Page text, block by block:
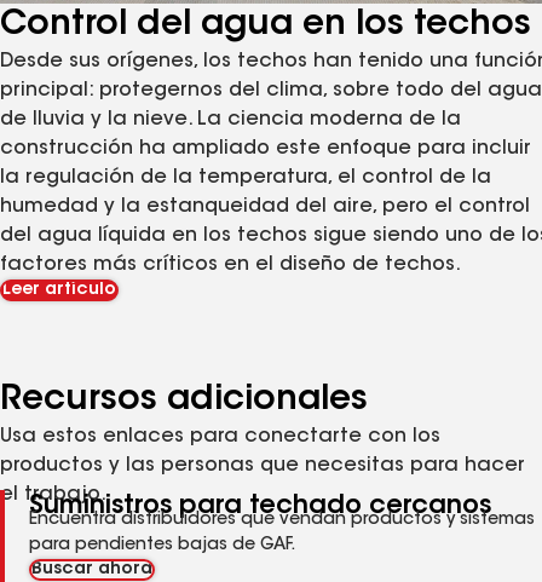
Control del agua en los techos
Desde sus orígenes, los techos han tenido una
principal: protegernos del clima, sobre todo del agua
de lluvia y la nieve. La ciencia moderna de la
construcción ha ampliado este enfoque para incluir
la regulación de la temperatura, el control de la
humedad y la estanqueidad del aire, pero el control
del agua líquida en los techos sigue siendo uno de
factores más críticos en el diseño de techos.
Leer artículo
Recursos adicionales
Usa estos enlaces para conectarte con los
productos y las personas que necesitas para hacer
el trabajo.
Suministros para techado cercanos
Encuentra distribuidores que vendan productos y sistemas
para pendientes bajas de GAF.
Buscar ahora